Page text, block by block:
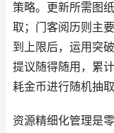
策略。更新所需图
取；门客阅历则主
到上限后，运用突
提议随得随用，累
耗金币进行随机抽取
资源精细化管理是